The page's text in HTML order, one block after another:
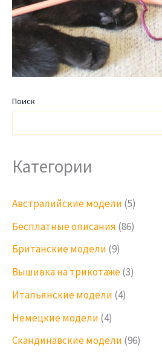
Поиск
Категории
Австралийские модели (5)
Бесплатные описания (86)
Британские модели (9)
Вышивка на трикотаже(3)
Итальянские модели (4)
Немецкие модели (4)
Скандинавские модели (96)